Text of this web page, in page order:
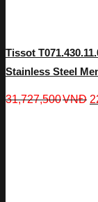
Tissot
Stainless Steel
31,727,500VNĐ